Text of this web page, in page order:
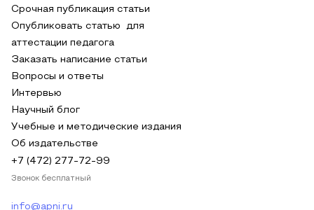
Срочная публикация статьи
Опубликовать статью для
аттестации педагога
Заказать написание статьи
Вопросы и ответы
Интервью
Научный блог
Учебные и методические издания
Об издательстве
+7 (472) 277-72-99
Звонок бесплатный
info@apni.ru